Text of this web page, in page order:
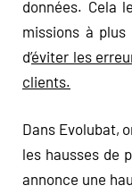
données. Cela
missions à
d’éviter les
clients.
Dans Evolubat,
les hausses de
annonce une